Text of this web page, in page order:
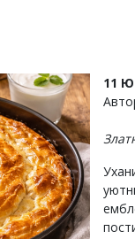
11